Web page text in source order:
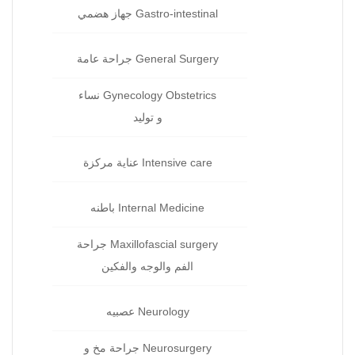
Gastro-intestinal جهاز هضمي‏
General Surgery جراحة‏ عامة
Gynecology Obstetrics نساء
و توليد‏
Intensive care عناية مركزة‏
Internal Medicine باطنه
Maxillofascial surgery جراحة
الفم والوجه والفكين
Neurology عصبيه
Neurosurgery جراحة مخ و